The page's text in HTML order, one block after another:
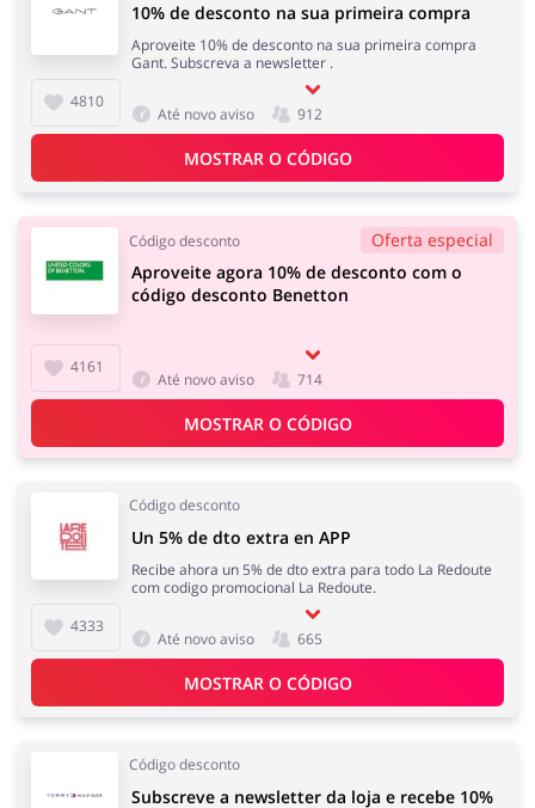
4810
10% de desconto na sua primeira compra
Aproveite 10% de desconto na sua primeira compra
Gant. Subscreva a newsletter .
Até novo aviso 912
MOSTRAR O CÓDIGO
Código desconto Oferta especial
4161
Aproveite agora 10% de desconto com o
código desconto Benetton
Até novo aviso 714
MOSTRAR O CÓDIGO
Código desconto
4333
Un 5% de dto extra en APP
Recibe ahora un 5% de dto extra para todo La Redoute
com codigo promocional La Redoute.
Até novo aviso 665
MOSTRAR O CÓDIGO
Código desconto
Subscreve a newsletter da loja e recebe 10%